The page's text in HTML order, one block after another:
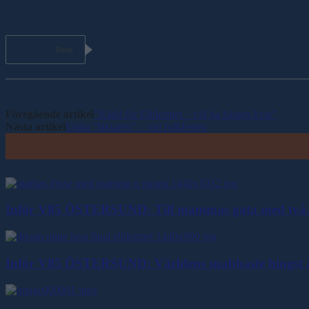
Föregående artikel”Rädd för Elitloppet – vill ha hästen kvar”
Nästa artikelUdda ”läktaren” – vid folkfesten
Inför V85 ÖSTERSUND: Till mammas gata med
Inför V85 ÖSTERSUND: Världens snabbaste hingst